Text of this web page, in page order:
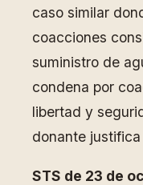
caso similar
coacciones
suministro de
condena por
libertad y
donante
STS de 23 de